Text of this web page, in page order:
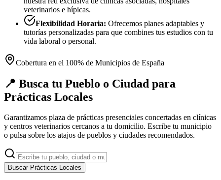
veterinarios e hípicas.
Flexibilidad Horaria: Ofrecemos planes adaptables y
tutorías personalizadas para que combines tus estudios con tu
vida laboral o personal.
Cobertura en el 100% de Municipios de España
📍 Busca tu Pueblo o Ciudad para
Prácticas Locales
Garantizamos plaza de prácticas presenciales concertadas en clínicas
y centros veterinarios cercanos a tu domicilio. Escribe tu municipio
o pulsa sobre los atajos de pueblos y ciudades recomendados.
Buscar Prácticas Locales